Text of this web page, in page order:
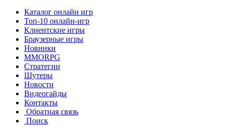
Каталог онлайн игр
Топ-10 онлайн-игр
Клиентские игры
Браузерные игры
Новинки
MMORPG
Стратегии
Шутеры
Новости
Видеогайды
Контакты
Обратная связь
Поиск